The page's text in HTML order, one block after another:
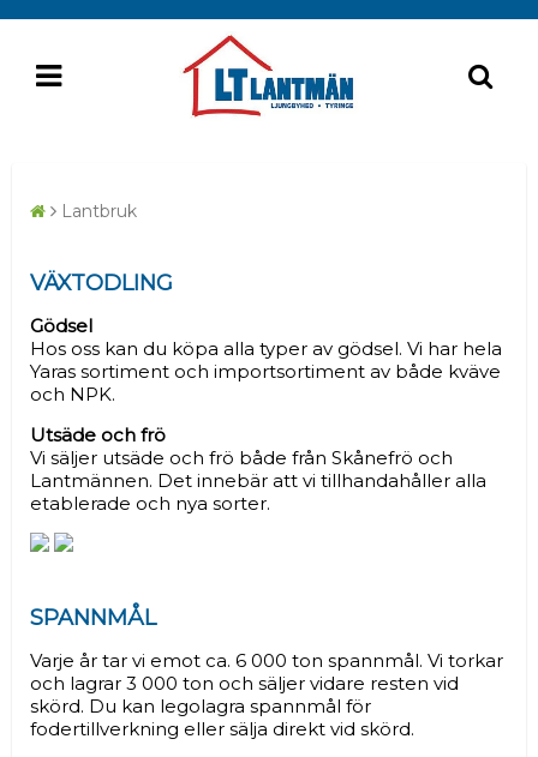
Lantbruk
VÄXTODLING
Gödsel
Hos oss kan du köpa alla typer av gödsel. Vi har hela
Yaras sortiment och importsortiment av både kväve
och NPK.
Utsäde och frö
Vi säljer utsäde och frö både från Skånefrö och
Lantmännen. Det innebär att vi tillhandahåller alla
etablerade och nya sorter.
SPANNMÅL
Varje år tar vi emot ca. 6 000 ton spannmål. Vi torkar
och lagrar 3 000 ton och säljer vidare resten vid
skörd. Du kan legolagra spannmål för
fodertillverkning eller sälja direkt vid skörd.